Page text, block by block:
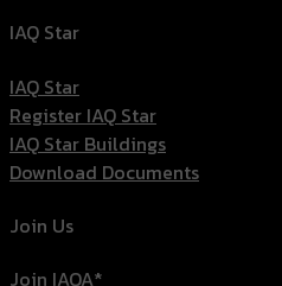
IAQ Star
IAQ Star
Register IAQ Star
IAQ Star Buildings
Download Documents
Join Us
Join IAQA*